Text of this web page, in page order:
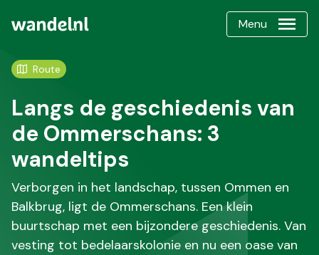
Menu
Route
Langs de geschiedenis van
de Ommerschans: 3
wandeltips
Verborgen in het landschap, tussen Ommen en
Balkbrug, ligt de Ommerschans. Een klein
buurtschap met een bijzondere geschiedenis. Van
vesting tot bedelaarskolonie en nu een oase van